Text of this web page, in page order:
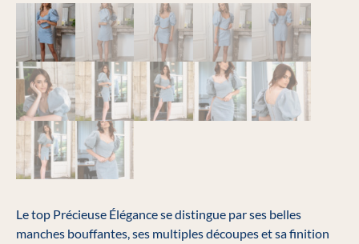
Le top Précieuse Élégance se distingue par ses belles
manches bouffantes, ses multiples découpes et sa finition